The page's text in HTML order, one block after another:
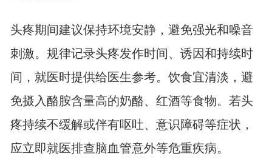
头疼期间建议保持环境安静，避免强光和噪音
刺激。规律记录头疼发作时间、诱因和持续时
间，就医时提供给医生参考。饮食宜清淡，避
免摄入酪胺含量高的奶酪、红酒等食物。若头
疼持续不缓解或伴有呕吐、意识障碍等症状，
应立即就医排查脑血管意外等危重疾病。